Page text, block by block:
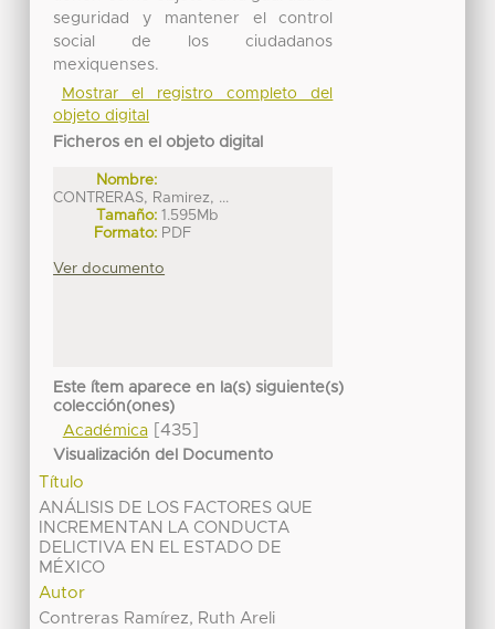
seguridad y mantener el control
social de los ciudadanos
mexiquenses.
Mostrar el registro completo del
objeto digital
Ficheros en el objeto digital
Nombre:
CONTRERAS, Ramirez, ...
Tamaño: 1.595Mb
Formato: PDF
Ver documento
Este ítem aparece en la(s) siguiente(s)
colección(ones)
Académica[435]
Visualización del Documento
Título
ANÁLISIS DE LOS FACTORES QUE
INCREMENTAN LA CONDUCTA
DELICTIVA EN EL ESTADO DE
MÉXICO
Autor
Contreras Ramírez, Ruth Areli